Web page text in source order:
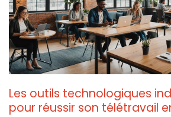
Les outils technologiques
pour réussir son télétravail